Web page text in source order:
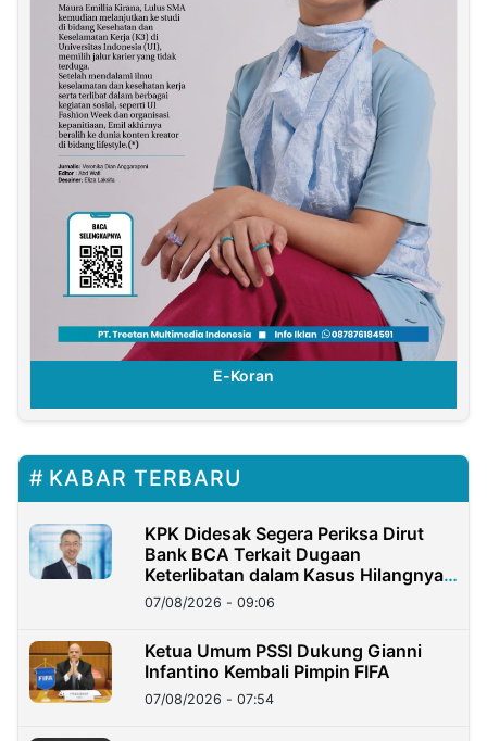
E-Koran
KABAR TERBARU
KPK Didesak Segera Periksa Dirut
Bank BCA Terkait Dugaan
Keterlibatan dalam Kasus Hilangnya
Dana Nasabah Rp2,58 Miliar
07/08/2026 - 09:06
Ketua Umum PSSI Dukung Gianni
Infantino Kembali Pimpin FIFA
07/08/2026 - 07:54